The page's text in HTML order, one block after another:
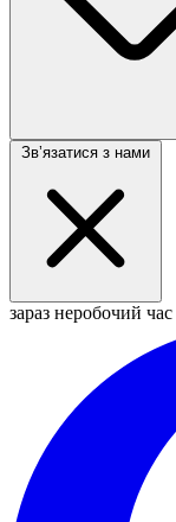
Звʼязатися з нами
зараз неробочий час